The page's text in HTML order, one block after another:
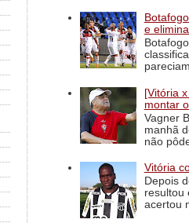
e
[Vitória
montar
Vagner
manhã
não
Vitória
Depois
resultou
acertou